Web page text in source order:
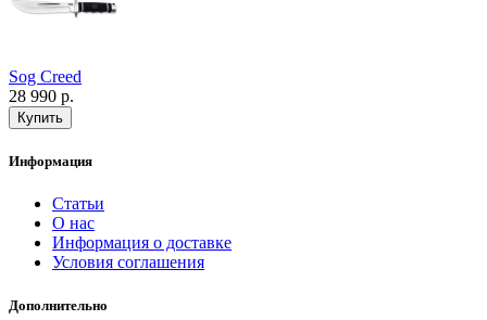
Sog Creed
28 990 р.
Информация
Статьи
О нас
Информация о доставке
Условия соглашения
Дополнительно